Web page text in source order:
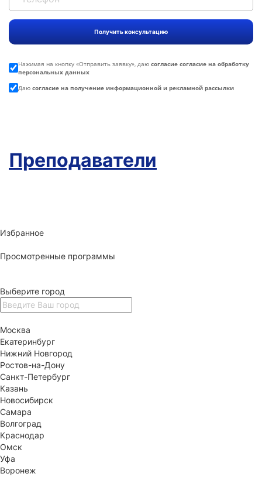
Нажимая на кнопку «Отправить заявку», даю согласие согласие на обработку
персональных данных
Даю согласие на получение информационной и рекламной рассылки
Преподаватели
Избранное
Просмотренные программы
Выберите город
Москва
Екатеринбург
Нижний Новгород
Ростов-на-Дону
Санкт-Петербург
Казань
Новосибирск
Самара
Волгоград
Краснодар
Омск
Уфа
Воронеж